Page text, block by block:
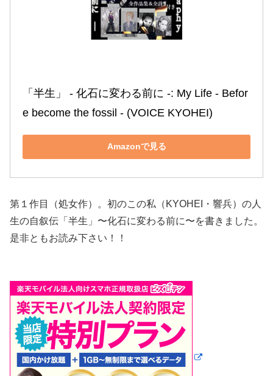
「半生」 ‐ 化石に変わる前に ‐: My Life ‐ Befor
e become the fossil ‐ (VOICE KYOHEI)
Amazonで見る
第１作目（処女作）。初のこの私（KYOHEI・響兵）の人
生の自叙伝「半生」〜化石に変わる前に〜を書きました。
是非ともお読み下さい！！